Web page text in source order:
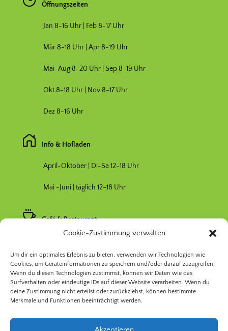
Cookie-Zustimmung verwalten
Um dir ein optimales Erlebnis zu bieten, verwenden wir Technologien wie
Cookies, um Geräteinformationen zu speichern und/oder darauf zuzugreifen.
Wenn du diesen Technologien zustimmst, können wir Daten wie das
Surfverhalten oder eindeutige IDs auf dieser Website verarbeiten. Wenn du
deine Zustimmung nicht erteilst oder zurückziehst, können bestimmte
Merkmale und Funktionen beeinträchtigt werden.
Öffnungszeiten
Jan 8-16 Uhr | Feb 8-17 Uhr
Mär 8-18 Uhr | Apr 8-19 Uhr
Mai-Aug 8-20 Uhr | Sep 8-19 Uhr
Okt 8-18 Uhr | Nov 8-17 Uhr
Dez 8-16 Uhr
Info & Hofladen
April-Oktober | Di-Sa 12-18 Uhr
Mai -Juni | täglich 12-18 Uhr
Café & Restaurant
Hauptsaison Mai-September 11-19 Uhr